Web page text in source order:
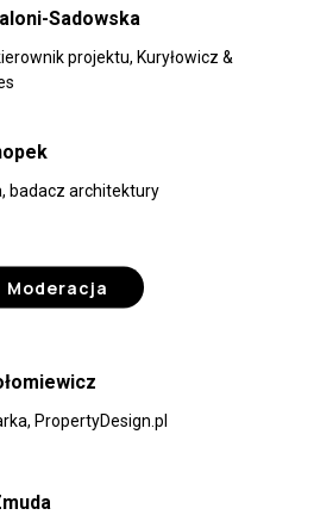
Sadowska
projektu, Kuryłowicz &
badacz architektury
Moderacja
PropertyDesign.pl